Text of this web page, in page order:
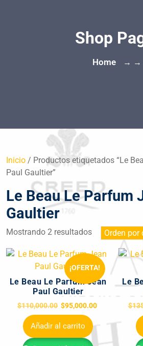
Shop
Home → →
Inicio / Productos etiquetados “Le
Paul Gaultier”
Le Beau Le Parfum
Gaultier
Mostrando 2 resultados
¡OFERTA!
Le Beau Le Parfum Jean
Paul Gaultier
$110,000.00 $95,000.00
Añadir al carrito
Le
$